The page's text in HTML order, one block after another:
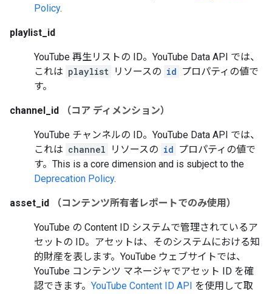
Policy.
playlist_id
YouTube 再生リストの ID。YouTube Data API では、
これは playlist リソースの id プロパティの値で
す。
channel_id （コア ディメンション）
YouTube チャンネルの ID。YouTube Data API では、
これは channel リソースの id プロパティの値で
す。 This is a core dimension and is subject to the
Deprecation Policy.
asset_id （コンテンツ所有者レポートでのみ使用）
YouTube の Content ID システムで管理されているア
セットの ID。アセットは、そのシステムにおける知
的財産を表します。YouTube ウェブサイトでは、
YouTube コンテンツ マネージャでアセット ID を確
認できます。 YouTube Content ID API を使用して取